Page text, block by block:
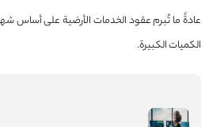
عادةً ما تُبرم عقود الخدمات الأرضية على
الكميات الكبيرة.